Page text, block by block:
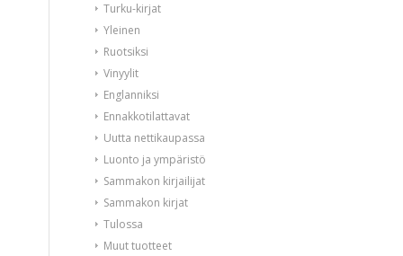
Turku-kirjat
Yleinen
Ruotsiksi
Vinyylit
Englanniksi
Ennakkotilattavat
Uutta nettikaupassa
Luonto ja ympäristö
Sammakon kirjailijat
Sammakon kirjat
Tulossa
Muut tuotteet